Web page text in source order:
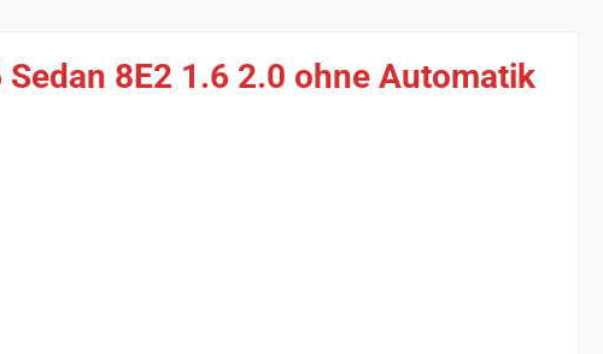
8E2 1.6 2.0 ohne Automatik